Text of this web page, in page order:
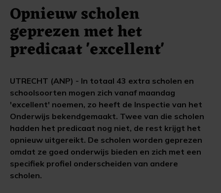
Opnieuw scholen
geprezen met het
predicaat 'excellent'
UTRECHT (ANP) - In totaal 43 extra scholen en
schoolsoorten mogen zich vanaf maandag
'excellent' noemen, zo heeft de Inspectie van het
Onderwijs bekendgemaakt. Twee van die scholen
hadden het predicaat nog niet, de rest krijgt het
opnieuw uitgereikt. De scholen worden geprezen
omdat ze goed onderwijs bieden en zich met een
specifiek profiel onderscheiden van andere
scholen.